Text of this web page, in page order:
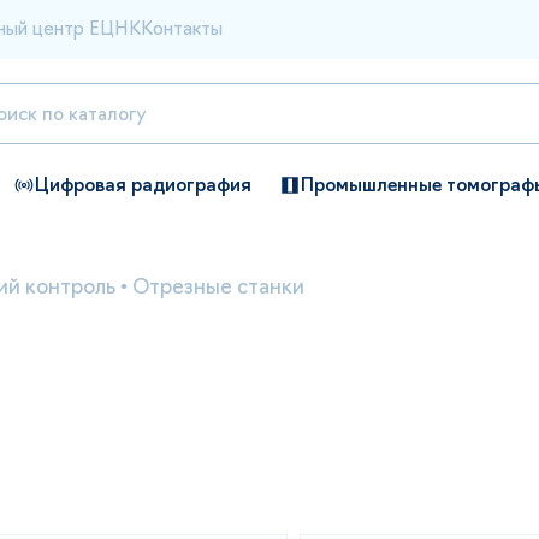
центр ЕЦНК Контакты
Цифровая радиография Промышленные
контроль • Отрезные станки